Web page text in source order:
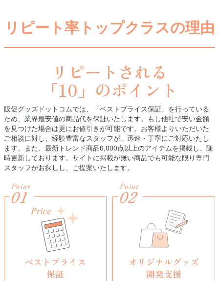
リピート率トップクラスの理由
リピートされる
「10」のポイント
販促グッズドットコムでは、「ベストプライス保証」を行っている
ため、業界最安値の商品代を保証いたします。もし他社で安い金額
を見つけた場合は更にお値引きが可能です。お客様よりいただいた
ご相談に対し、経験豊富なスタッフが、迅速・丁寧にご対応いたし
ます。また、最新トレンド商品6,000点以上のアイテムを掲載し、随
時更新しております。サイトに掲載が無い商品でも可能な限り専門
スタッフがお探しし、ご提案いたします。
Point
01
ベストプライス
保証
Point
02
オリジナルグッズ
開発支援